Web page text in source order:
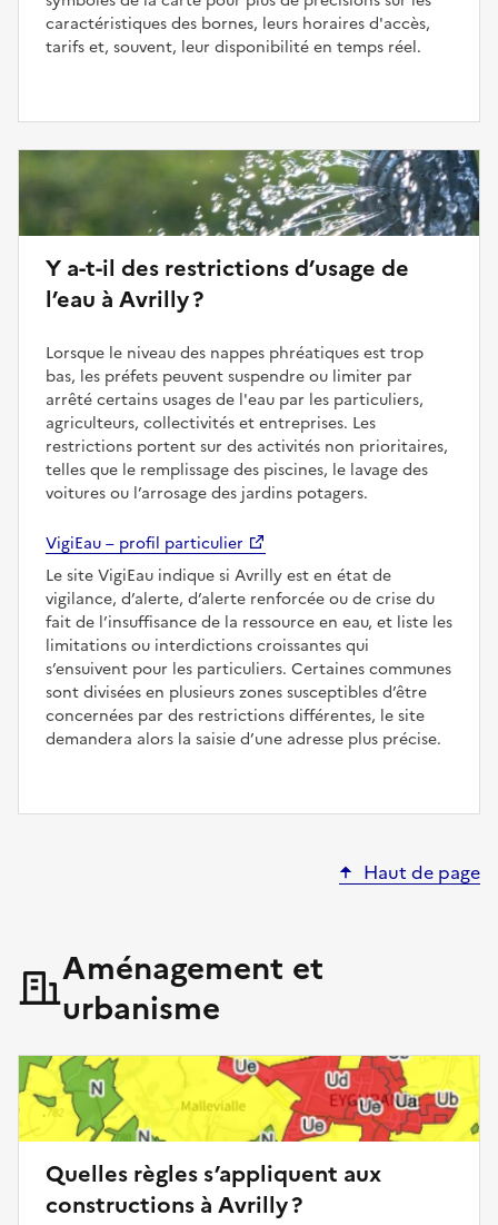
caractéristiques des bornes, leurs horaires d'accès,
tarifs et, souvent, leur disponibilité en temps réel.
Y a-t-il des restrictions d’usage de
l’eau à Avrilly ?
Lorsque le niveau des nappes phréatiques est trop
bas, les préfets peuvent suspendre ou limiter par
arrêté certains usages de l'eau par les particuliers,
agriculteurs, collectivités et entreprises. Les
restrictions portent sur des activités non prioritaires,
telles que le remplissage des piscines, le lavage des
voitures ou l’arrosage des jardins potagers.
VigiEau – profil particulier
Le site VigiEau indique si Avrilly est en état de
vigilance, d’alerte, d’alerte renforcée ou de crise du
fait de l’insuffisance de la ressource en eau, et liste les
limitations ou interdictions croissantes qui
s’ensuivent pour les particuliers. Certaines communes
sont divisées en plusieurs zones susceptibles d’être
concernées par des restrictions différentes, le site
demandera alors la saisie d’une adresse plus précise.
Haut de page
Aménagement et
urbanisme
Quelles règles s’appliquent aux
constructions à Avrilly ?